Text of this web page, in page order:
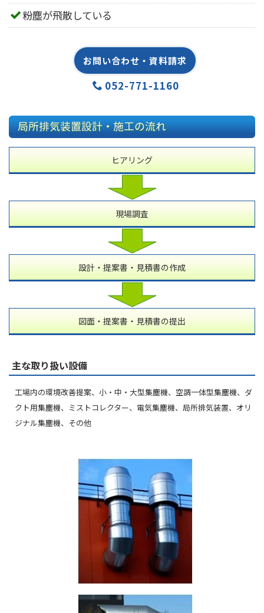
粉塵が飛散している
お問い合わせ・資料請求
052-771-1160
局所排気装置設計・施工の流れ
ヒアリング
現場調査
設計・提案書・見積書の作成
図面・提案書・見積書の提出
主な取り扱い設備
工場内の環境改善提案、小・中・大型集塵機、空調一体型集塵機、ダ
クト用集塵機、ミストコレクター、電気集塵機、局所排気装置、オリ
ジナル集塵機、その他